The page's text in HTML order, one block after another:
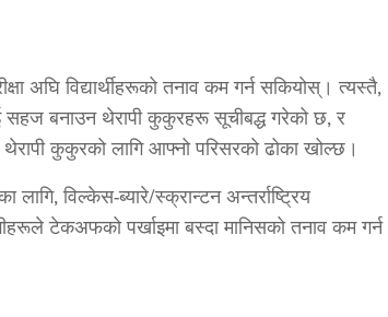
अघि विद्यार्थीहरूको तनाव कम गर्न सकियोस्। त्यस्तै,
सहज बनाउन थेरापी कुकुरहरू सूचीबद्ध गरेको छ, र
कुकुरको लागि आफ्नो परिसरको ढोका खोल्छ।
विल्केस-ब्यारे/स्क्रान्टन अन्तर्राष्ट्रिय
टेकअफको पर्खाइमा बस्दा मानिसको तनाव कम गर्न